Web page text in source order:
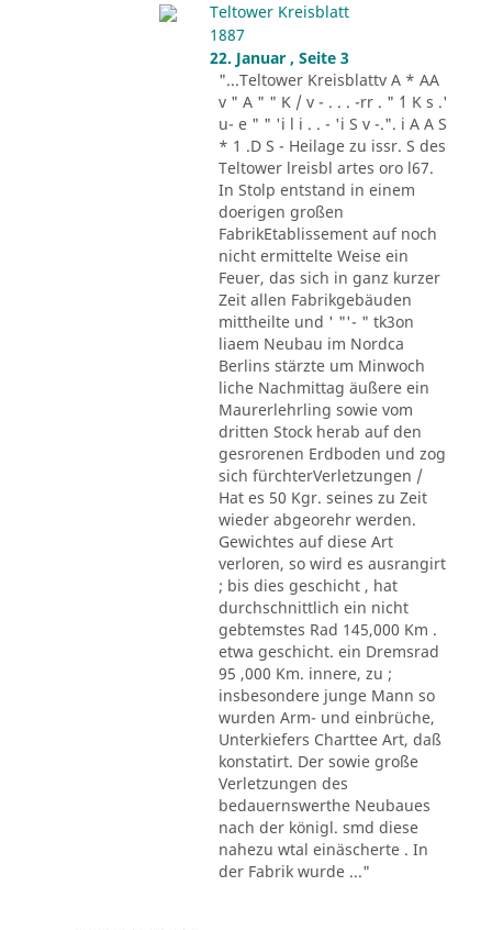
Teltower Kreisblatt
1887
22. Januar , Seite 3
"...Teltower Kreisblattv A * AA
v " A " " K / v - . . . -rr . " ´1 K s .'
u- e " " 'i l i . . - 'i S v -.". i A A S
* 1 .D S - Heilage zu issr. S des
Teltower lreisbl artes oro l67.
In Stolp entstand in einem
doerigen großen
FabrikEtablissement auf noch
nicht ermittelte Weise ein
Feuer, das sich in ganz kurzer
Zeit allen Fabrikgebäuden
mittheilte und ' "'- " tk3on
liaem Neubau im Nordca
Berlins stärzte um Minwoch
liche Nachmittag äußere ein
Maurerlehrling sowie vom
dritten Stock herab auf den
gesrorenen Erdboden und zog
sich fürchterVerletzungen /
Hat es 50 Kgr. seines zu Zeit
wieder abgeorehr werden.
Gewichtes auf diese Art
verloren, so wird es ausrangirt
; bis dies geschicht , hat
durchschnittlich ein nicht
gebtemstes Rad 145,000 Km .
etwa geschicht. ein Dremsrad
95 ,000 Km. innere, zu ;
insbesondere junge Mann so
wurden Arm- und einbrüche,
Unterkiefers Charttee Art, daß
konstatirt. Der sowie große
Verletzungen des
bedauernswerthe Neubaues
nach der königl. smd diese
nahezu wtal einäscherte . In
der Fabrik wurde ..."